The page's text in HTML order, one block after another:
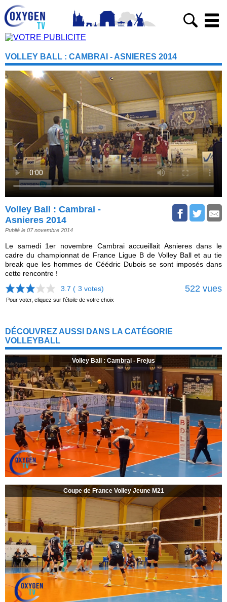
VOLLEY BALL : CAMBRAI - ASNIERES 2014
Volley Ball : Cambrai -
Asnieres 2014
Publié le 07 novembre 2014
Le samedi 1er novembre Cambrai accueillait Asnieres dans le
cadre du championnat de France Ligue B de Volley Ball et au tie
break que les hommes de Céédric Dubois se sont imposés dans
cette rencontre !
3.7 ( 3 votes) 522 vues
Pour voter, cliquez sur l'étoile de votre choix
DÉCOUVREZ AUSSI DANS LA CATÉGORIE
VOLLEYBALL
Volley Ball : Cambrai - Frejus
Coupe de France Volley Jeune M21